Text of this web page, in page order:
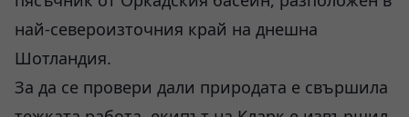
най-североизточния край на днешна
Шотландия.
За да се провери дали природата е свършила